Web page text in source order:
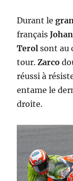
Durant le
français
Terol sont au
tour.Zarco
réussi à
entame le
droite.